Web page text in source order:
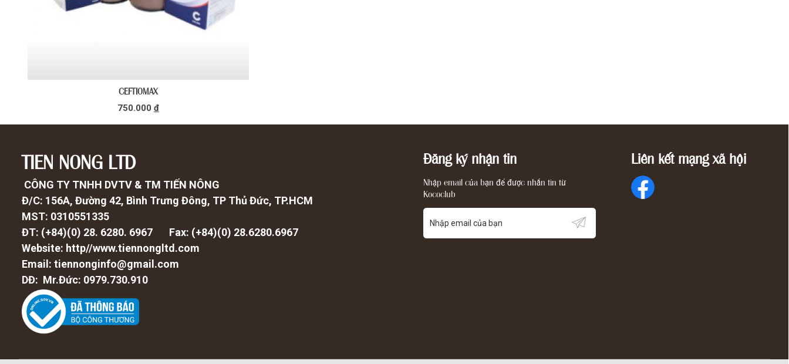
CEFTIOMAX
750.000 đ
TIEN NONG LTD
CÔNG TY TNHH DVTV & TM TIẾN NÔNG
Đ/C: 156A, Đường 42, Bình Trưng Đông, TP Thủ Đức, TP.HCM
MST: 0310551335
ĐT: (+84)(0) 28. 6280. 6967 Fax: (+84)(0) 28.6280.6967
Website: http//www.tiennongltd.com
Email: tiennonginfo@gmail.com
DĐ: Mr.Đức: 0979.730.910
Đăng ký nhận tin
Nhập email của bạn để được nhắn tin từ
Kococlub
Liên kết mạng xã hội